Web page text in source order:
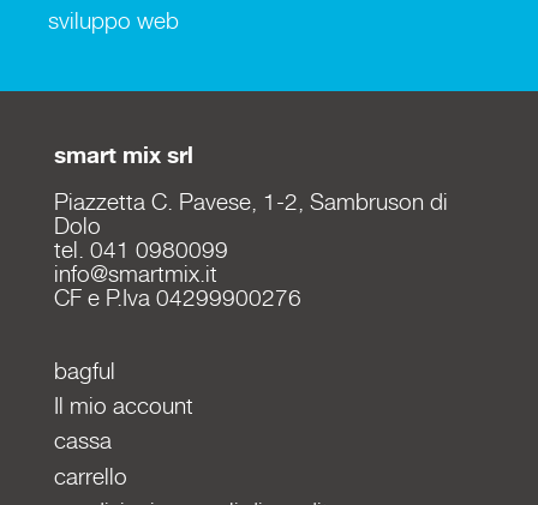
sviluppo web
smart mix srl
Piazzetta C. Pavese, 1-2, Sambruson di
Dolo
tel. 041 0980099
info@smartmix.it
CF e P.Iva 04299900276
bagful
Il mio account
cassa
carrello